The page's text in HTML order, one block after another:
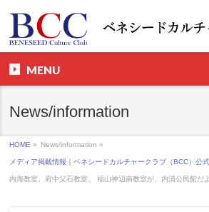
MENU
News/information
HOME » News/information »
メディア掲載情報｜ベネシードカルチャークラブ（BCC）公式
内海教室、府中父石教室、 福山神辺南教室が、内浦公民館だ